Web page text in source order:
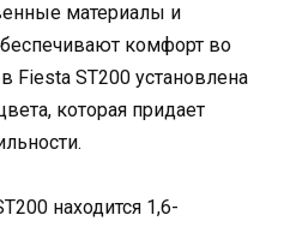
материалы и
комфорт во
Fiesta ST200 установлена
которая придает
находится 1,6-